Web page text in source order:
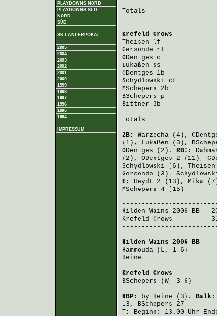
PLAYDOWNS NORD
PLAYDOWNS SÜD
NORD
SÜD
SB LÄNDERPOKAL
2005
2004
2003
2002
2001
2000
1999
1998
1997
1996
1995
1994
IMPRESSUM
Totals
Krefeld Crows
Theisen lf
Gersonde rf
ODentges c
Lukaßen ss
CDentges 1b
Schydlowski cf
MSchepers 2b
BSchepers p
Bittner 3b
Totals
2B: Warzecha (4),
(1), Lukaßen (3),
ODentges (2). RBI:
(2), ODentges 2 (11),
Schydlowski (6), Theisen
Gersonde (3),
E: Heydt 2 (13), Mika
MSchepers 4 (15).
Hilden Wains 2006 BB
Krefeld Crows
Hilden Wains 2006 BB
Hammouda (L, 1-6)
Heine
Krefeld Crows
BSchepers (W, 3-6)
HBP: by Heine (3).
13, BSchepers 27.
T:
Beginn: 13.00 Uhr